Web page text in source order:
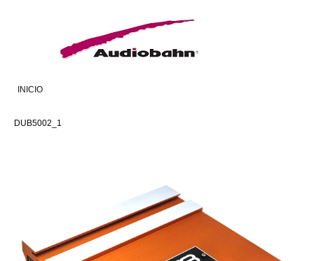
INICIO
DUB5002_1